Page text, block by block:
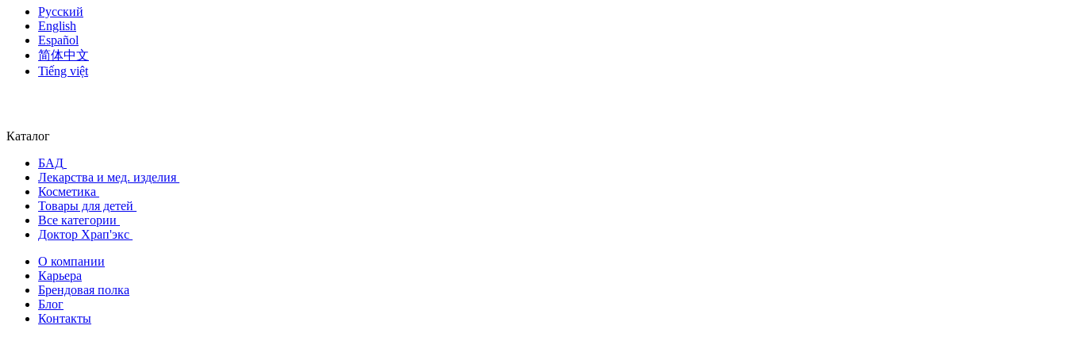
Русский
English
Español
简体中文
Tiếng việt
Каталог
БАД
Лекарства и мед. изделия
Косметика
Товары для детей
Все категории
Доктор Храп'экс
О компании
Карьера
Брендовая полка
Блог
Контакты